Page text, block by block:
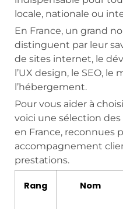
locale, nationale ou
En France, un grand
distinguent par leur
de sites internet, le
l’UX design, le SEO,
l’hébergement.
Pour vous aider à
voici une sélection
en France, reconnues
accompagnement
prestations.
Rang Nom